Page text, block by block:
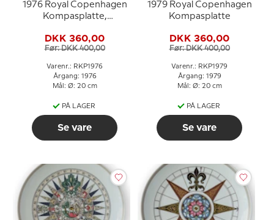
1976 Royal Copenhagen
Kompasplatte,
DKK 360,00
Før: DKK 400,00
Varenr.: RKP1976
Årgang: 1976
Mål: Ø: 20 cm
PÅ LAGER
Se vare
1979 Royal Copenhagen
Kompasplatte
DKK 360,00
Før: DKK 400,00
Varenr.: RKP1979
Årgang: 1979
Mål: Ø: 20 cm
PÅ LAGER
Se vare